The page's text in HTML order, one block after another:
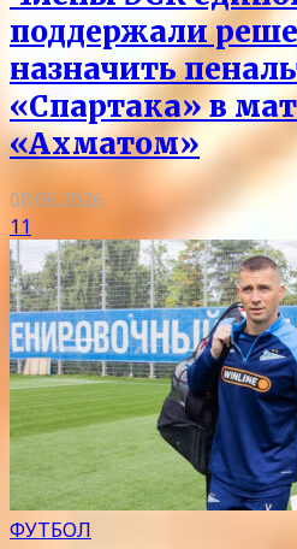
поддержали
назначить
«Спартака» в
«Ахматом»
08.08.2026
11
ФУТБОЛ